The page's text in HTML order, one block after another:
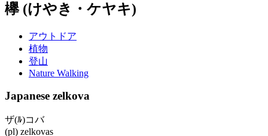
欅 (けやき・ケヤキ)
アウトドア
植物
登山
Nature Walking
Japanese zelkova
ザ(ﾙ)コバ
(pl) zelkovas